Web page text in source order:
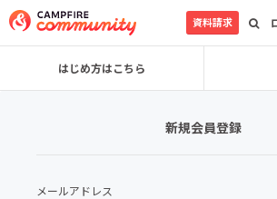
資料請求
はじめ方はこちら
新規会員登録
メールアドレス